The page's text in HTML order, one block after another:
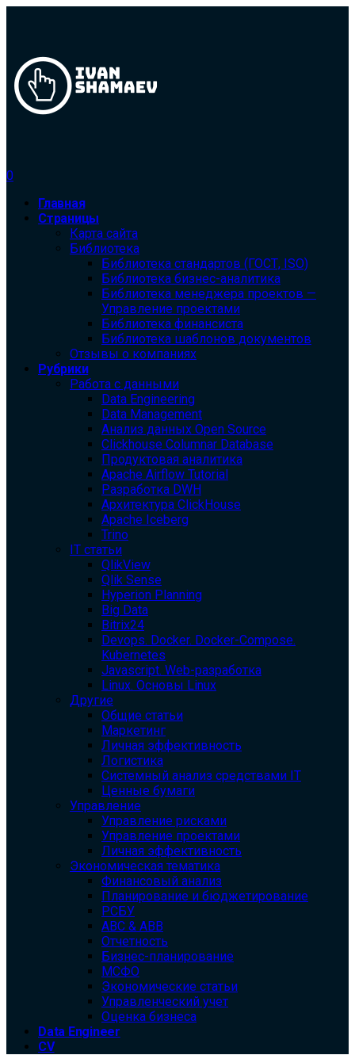
0
Главная
Страницы
Карта сайта
Библиотека
Библиотека cтандартов (ГОСТ, ISO)
Библиотека бизнес-аналитика
Библиотека менеджера проектов —
Управление проектами
Библиотека финансиста
Библиотека шаблонов документов
Отзывы о компаниях
Рубрики
Работа с данными
Data Engineering
Data Management
Анализ данных Open Source
Clickhouse Columnar Database
Продуктовая аналитика
Apache Airflow Tutorial
Разработка DWH
Архитектура ClickHouse
Apache Iceberg
Trino
IT статьи
QlikView
Qlik Sense
Hyperion Planning
Big Data
Bitrix24
Devops. Docker. Docker-Compose.
Kubernetes
Javascript. Web-разработка
Linux. Основы Linux
Другие
Общие статьи
Маркетинг
Личная эффективность
Логистика
Системный анализ средствами IT
Ценные бумаги
Управление
Управление рисками
Управление проектами
Личная эффективность
Экономическая тематика
Финансовый анализ
Планирование и бюджетирование
РСБУ
ABC & ABB
Отчетность
Бизнес-планирование
МСФО
Экономические статьи
Управленческий учет
Оценка бизнеса
Data Engineer
CV